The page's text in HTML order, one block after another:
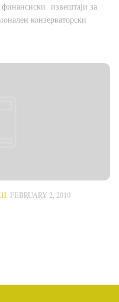
извештаји за
конзерваторски
FEBRUARY 2, 2010